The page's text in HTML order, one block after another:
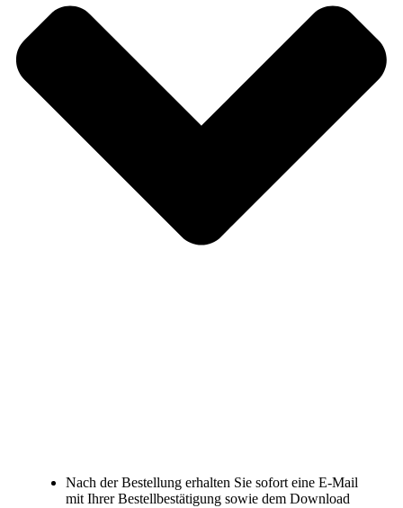
Nach der Bestellung erhalten Sie sofort eine E-Mail
mit Ihrer Bestellbestätigung sowie dem Download